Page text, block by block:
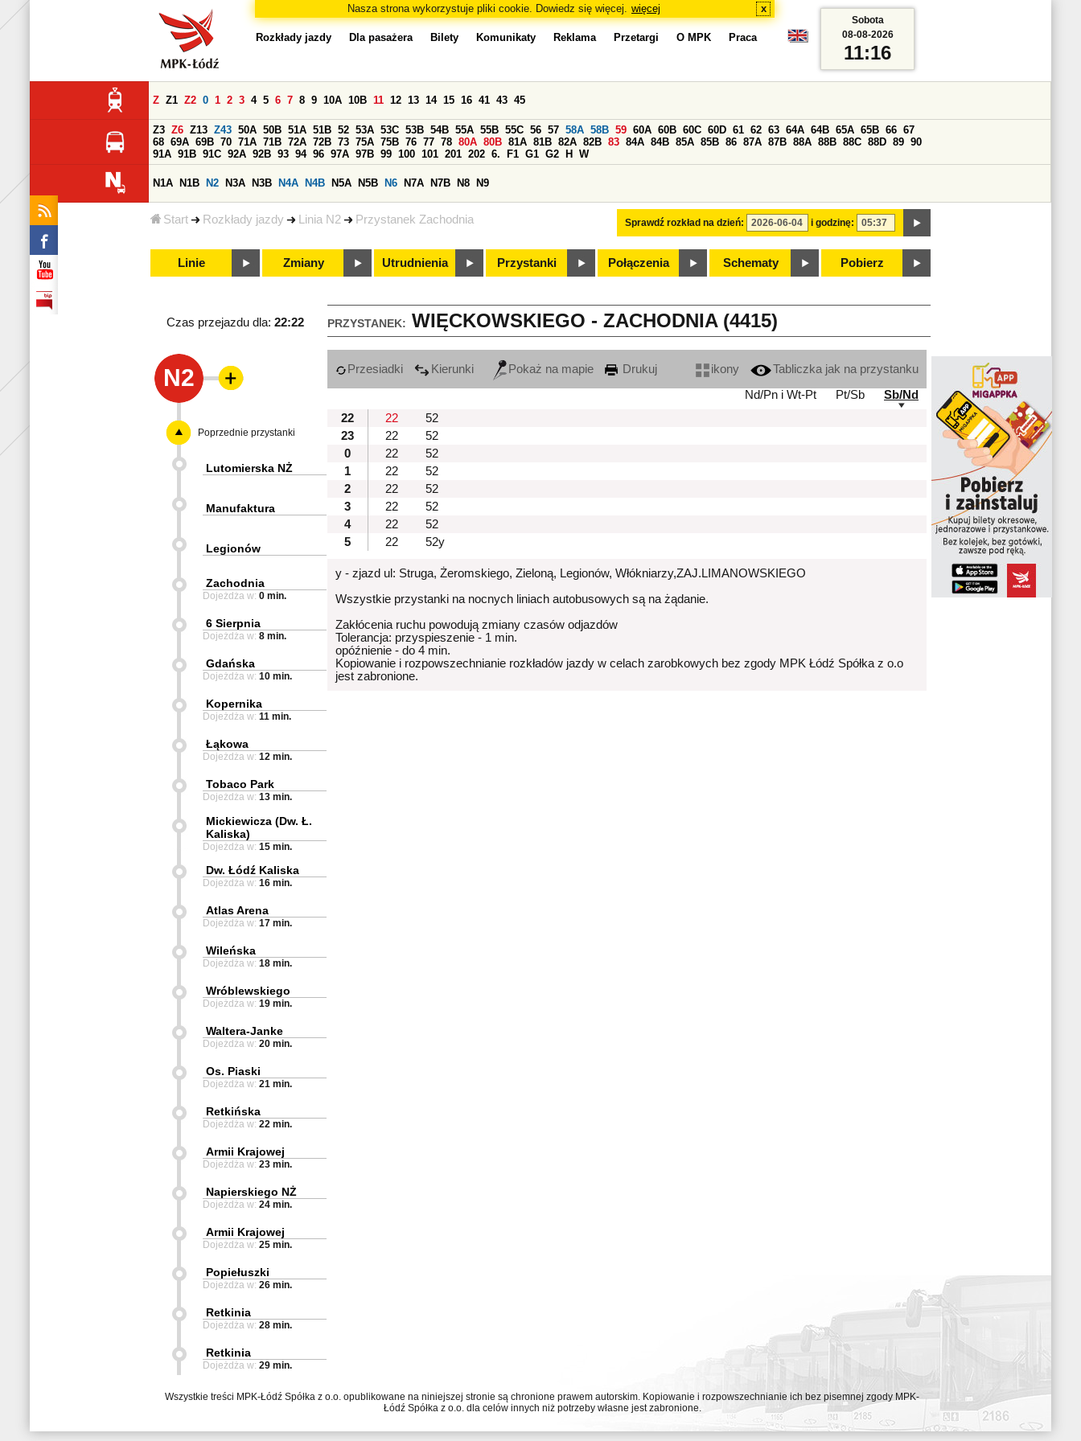
Nasza strona wykorzystuje pliki cookie. Dowiedz się więcej. więcej x
Start Rozkłady jazdy Linia N2 Przystanek Zachodnia
Rozkłady jazdy Dla pasażera Bilety Komunikaty Reklama Przetargi O MPK Praca
Sprawdź rozkład na dzień: i godzinę:
Z Z1 Z2 0 1 2 3 4 5 6 7 8 9 10A 10B 11 12 13 14 15 16 41 43 45
Z3 Z6 Z13 Z43 50A 50B 51A 51B 52 53A 53C 53B 54B 55A 55B 55C 56 57 58A 58B 59 60A 60B 60C 60D 61 62 63 64A 64B 65A 65B 66 67
68 69A 69B 70 71A 71B 72A 72B 73 75A 75B 76 77 78 80A 80B 81A 81B 82A 82B 83 84A 84B 85A 85B 86 87A 87B 88A 88B 88C 88D 89 90
91A 91B 91C 92A 92B 93 94 96 97A 97B 99 100 101 201 202 6. F1 G1 G2 H W
N1A N1B N2 N3A N3B N4A N4B N5A N5B N6 N7A N7B N8 N9
Linie Zmiany Utrudnienia Przystanki Połączenia Schematy Pobierz
Sobota
08-08-2026
11:16
PRZYSTANEK: WIĘCKOWSKIEGO - ZACHODNIA (4415)
Czas przejazdu dla: 22:22
N2 Przesiadki Kierunki Pokaż na mapie Drukuj ikony
Tabliczka jak na przystanku
Nd/Pn i Wt-Pt
Pt/Sb
Sb/Nd
22
22
52
23
22
52
0
22
52
1
22
52
2
22
52
3
22
52
4
22
52
5
22 52y
y - zjazd ul: Struga, Żeromskiego, Zieloną, Legionów, Włókniarzy,ZAJ.LIMANOWSKIEGO
Wszystkie przystanki na nocnych liniach autobusowych są na żądanie.
Zakłócenia ruchu powodują zmiany czasów odjazdów
Tolerancja: przyspieszenie - 1 min.
opóźnienie - do 4 min.
Kopiowanie i rozpowszechnianie rozkładów jazdy w celach zarobkowych bez zgody MPK Łódź Spółka z o.o
jest zabronione.
Poprzednie przystanki
Lutomierska NŻ
Manufaktura
Legionów
Zachodnia
Dojeżdża w: 0 min.
6 Sierpnia
Dojeżdża w: 8 min.
Gdańska
Dojeżdża w: 10 min.
Kopernika
Dojeżdża w: 11 min.
Łąkowa
Dojeżdża w: 12 min.
Tobaco Park
Dojeżdża w: 13 min.
Mickiewicza (Dw. Ł.
Kaliska)
Dojeżdża w: 15 min.
Dw. Łódź Kaliska
Dojeżdża w: 16 min.
Atlas Arena
Dojeżdża w: 17 min.
Wileńska
Dojeżdża w: 18 min.
Wróblewskiego
Dojeżdża w: 19 min.
Waltera-Janke
Dojeżdża w: 20 min.
Os. Piaski
Dojeżdża w: 21 min.
Retkińska
Dojeżdża w: 22 min.
Armii Krajowej
Dojeżdża w: 23 min.
Napierskiego NŻ
Dojeżdża w: 24 min.
Armii Krajowej
Dojeżdża w: 25 min.
Popiełuszki
Dojeżdża w: 26 min.
Retkinia
Dojeżdża w: 28 min.
Retkinia
Dojeżdża w: 29 min.
Wszystkie treści MPK-Łódź Spółka z o.o. opublikowane na niniejszej stronie są chronione prawem autorskim. Kopiowanie i rozpowszechnianie ich bez pisemnej zgody MPK-
Łódź Spółka z o.o. dla celów innych niż potrzeby własne jest zabronione.